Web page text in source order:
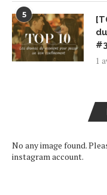
5
1
No any image found.
instagram account.